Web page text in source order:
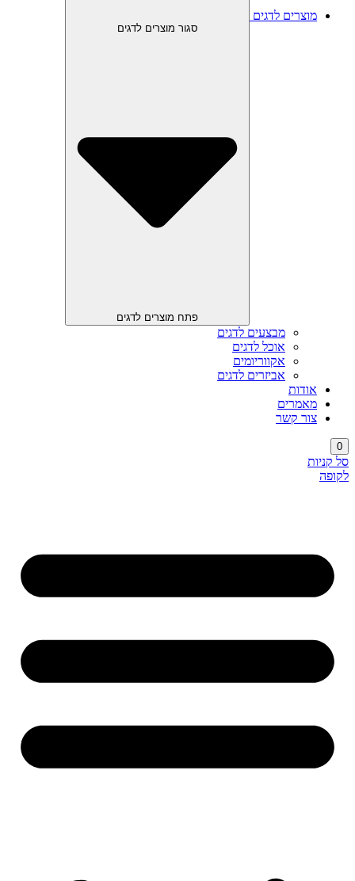
מוצרים לדגים
סגור מוצרים לדגים
פתח מוצרים לדגים
מבצעים לדגים
אוכל לדגים
אקווריומים
אביזרים לדגים
אודות
מאמרים
צור קשר
0
סל קניות
לקופה